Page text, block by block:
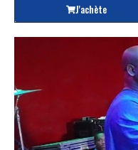
J'achète